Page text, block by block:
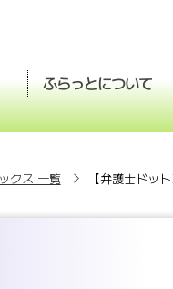
ふらっとについて
クス 一覧 【弁護士ドッ